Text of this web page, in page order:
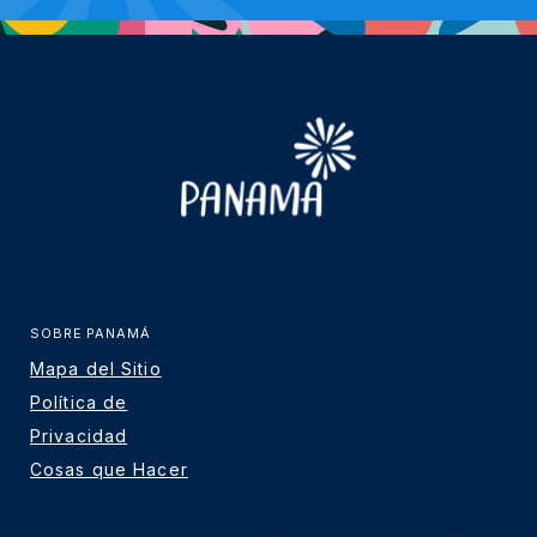
SOBRE PANAMÁ
Mapa del Sitio
Política de
Privacidad
Cosas que Hacer